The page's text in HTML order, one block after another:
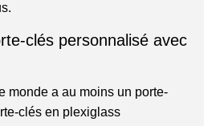
clés personnalisé avec
monde a au moins un porte-
clés en plexiglass